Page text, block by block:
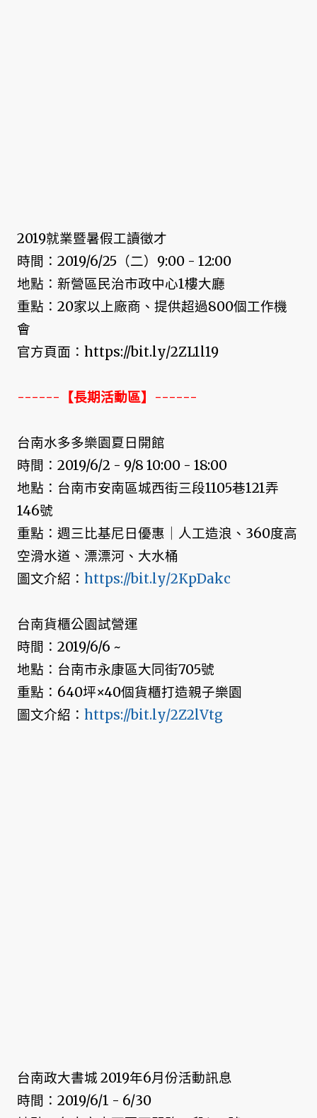
2019就業暨暑假工讀徵才
時間：2019/6/25（二）9:00 - 12:00
地點：新營區民治市政中心1樓大廳
重點：20家以上廠商、提供超過800個工作機
會
官方頁面：https://bit.ly/2ZL1l19
------【長期活動區】------
台南水多多樂園夏日開館
時間：2019/6/2 - 9/8 10:00 - 18:00
地點：台南市安南區城西街三段1105巷121弄
146號
重點：週三比基尼日優惠｜人工造浪、360度高
空滑水道、漂漂河、大水桶
圖文介紹： https://bit.ly/2KpDakc
台南貨櫃公園試營運
時間：2019/6/6 ~
地點：台南市永康區大同街705號
重點：640坪×40個貨櫃打造親子樂園
圖文介紹： https://bit.ly/2Z2lVtg
台南政大書城 2019年6月份活動訊息
時間：2019/6/1 - 6/30